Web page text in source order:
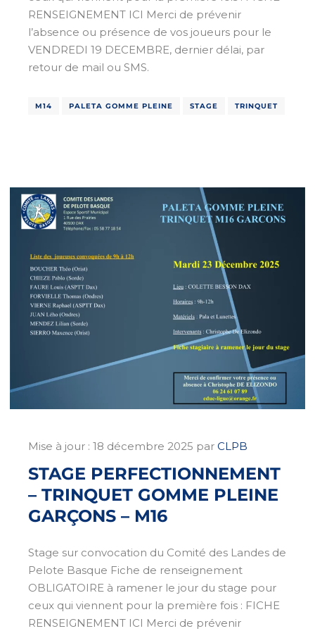
RENSEIGNEMENT ICI Merci de prévenir
l’absence ou présence de vos joueurs pour le
VENDREDI 19 DECEMBRE, dernier délai, par
retour de mail ou SMS.
M14 PALETA GOMME PLEINE STAGE TRINQUET
Mise à jour : 18 décembre 2025 par CLPB
STAGE PERFECTIONNEMENT
– TRINQUET GOMME PLEINE
GARÇONS – M16
Stage sur convocation du Comité des Landes de
Pelote Basque Fiche de renseignement
OBLIGATOIRE à ramener le jour du stage pour
ceux qui viennent pour la première fois : FICHE
RENSEIGNEMENT ICI Merci de prévenir